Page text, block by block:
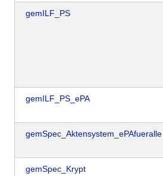
gemILF_PS
gemILF_PS_ePA
gemSpec_Aktensystem_ePAfueralle
gemSpec_Krypt